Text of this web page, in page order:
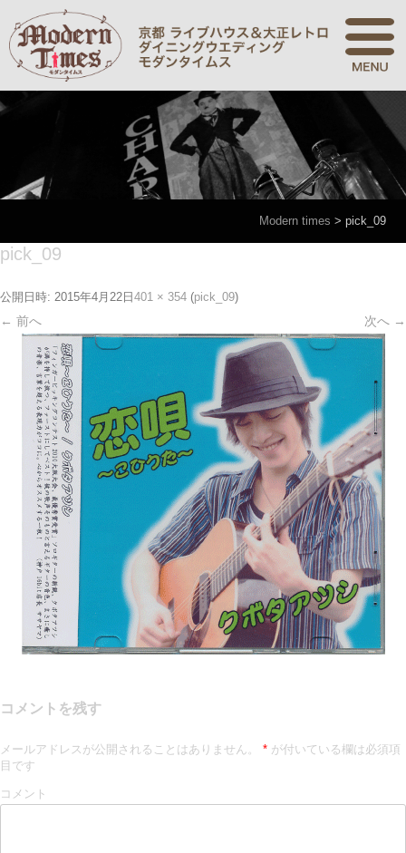
Modern times > pick_09
pick_09
公開日時: 2015年4月22日 401 × 354 (pick_09)
← 前へ 次へ →
コメントを残す
メールアドレスが公開されることはありません。 * が付いている欄は必須項
目です
コメント